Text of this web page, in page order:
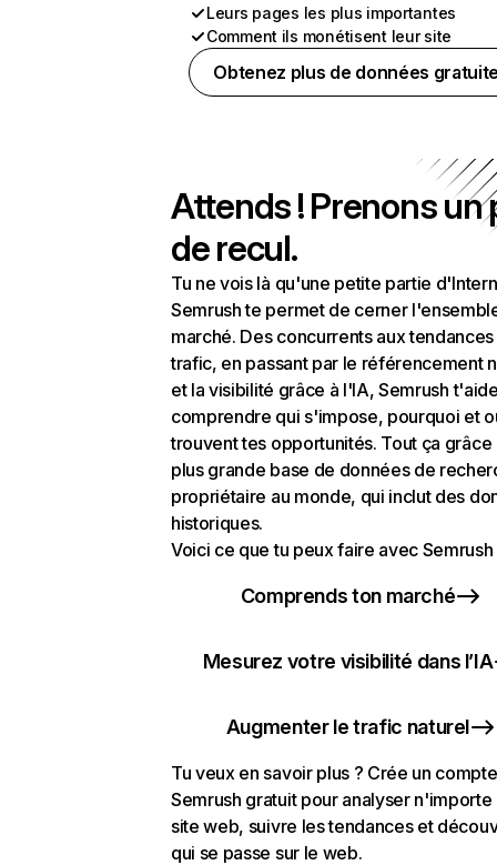
Leurs pages les plus importantes
Comment ils monétisent leur site
Obtenez plus de données
Attends ! Prenons un
de recul.
Tu ne vois là qu'une petite partie
Semrush te permet de cerner
marché. Des concurrents aux
trafic, en passant par le référencement
et la visibilité grâce à l'IA, Semrush
comprendre qui s'impose, pourquoi et
trouvent tes opportunités. Tout ça grâce
plus grande base de données de
propriétaire au monde, qui inclut des
historiques.
Voici ce que tu peux faire avec Semrush
Comprends ton marché
Mesurez votre visibilité dans l’IA
Augmenter le trafic naturel
Tu veux en savoir plus ? Crée un compte
Semrush gratuit pour analyser n'importe
site web, suivre les tendances et
qui se passe sur le web.